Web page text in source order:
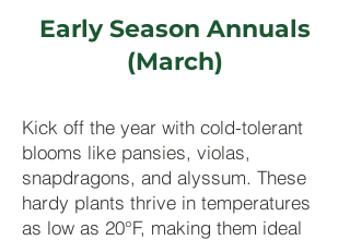
Early Season Annuals
(March)
Kick off the year with cold-tolerant
blooms like pansies, violas,
snapdragons, and alyssum. These
hardy plants thrive in temperatures
as low as 20°F, making them ideal